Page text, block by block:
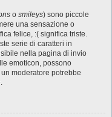
o smileys) sono piccole
una sensazione o
felice, :( significa triste.
serie di caratteri in
nella pagina di invio
emoticon, possono
moderatore potrebbe